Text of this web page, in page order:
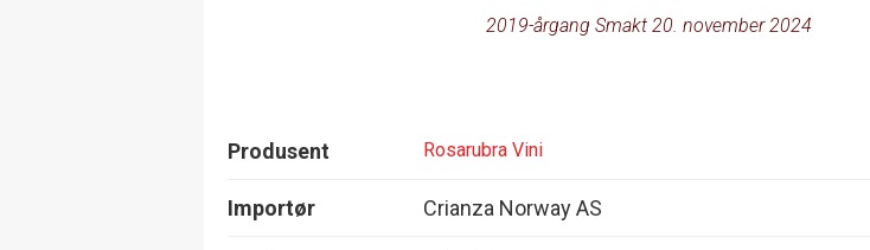
2019-årgang Smakt 20. november 2024
Produsent Rosarubra Vini
Importør Crianza Norway AS